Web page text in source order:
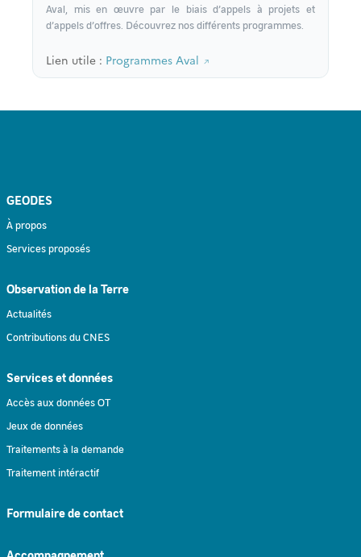
Aval, mis en œuvre par le biais d’appels à projets et
d’appels d’offres. Découvrez nos différents programmes.
Lien utile : Programmes Aval
GEODES
À propos
Services proposés
Observation de la Terre
Actualités
Contributions du CNES
Services et données
Accès aux données OT
Jeux de données
Traitements à la demande
Traitement intéractif
Formulaire de contact